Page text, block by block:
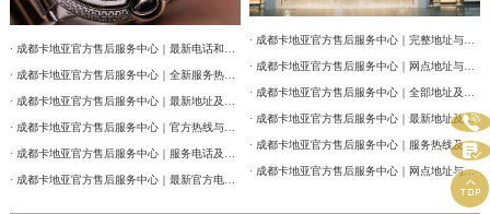
· 成都卡地亚官方售后服务中心｜最新电话和维修门店地址权威信息公告（2026年7月最新）
· 成都卡地亚官方售后服务中心｜全新服务热线及门店地址权威信息公告（2026年7月最新）
· 成都卡地亚官方售后服务中心｜最新地址及服务热线权威信息通告（2026年7月最新）
· 成都卡地亚官方售后服务中心｜官方热线与门店地址权威信息公示（2026年7月最新）
· 成都卡地亚官方售后服务中心｜服务电话及全部地址权威信息公告（2026年7月最新）
· 成都卡地亚官方售后服务中心｜最新官方电话和维修地址权威信息通告（2026年7月最新）
· 成都卡地亚官方售后服务中心｜最新地址及官方客服热线权威信息通告（2026年7月最新）
· 成都卡地亚官方售后服务中心｜服务热线及网点地址权威信息公告（2026年7月最新）
· 成都卡地亚官方售后服务中心｜网点地址与官方客服电话权威信息公告（2026年7月最新）


